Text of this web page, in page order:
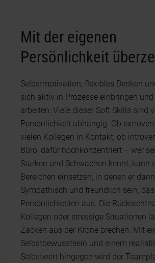
Mit der eigenen
Persönlichkeit
Selbstmotivation, flexibles Denken
sich aktiv in Prozesse einbringen
arbeiten: Viele dieser Soft Skills sind
Persönlichkeit abhängig. Ob
vielen Kollegen in Kontakt, ob
Büro, dafür hochkonzentriert – wer
Stärken und Schwächen kennt, kann
Bereichen einsetzen, in denen er
Sympathisch und freundlich sein,
Persönlichkeiten aus. Die
Kollegen oder stressige Situationen
Zacken aus der Krone brechen. Mit
Selbstbewusstsein und einem
Selbstwert hingegen wird der